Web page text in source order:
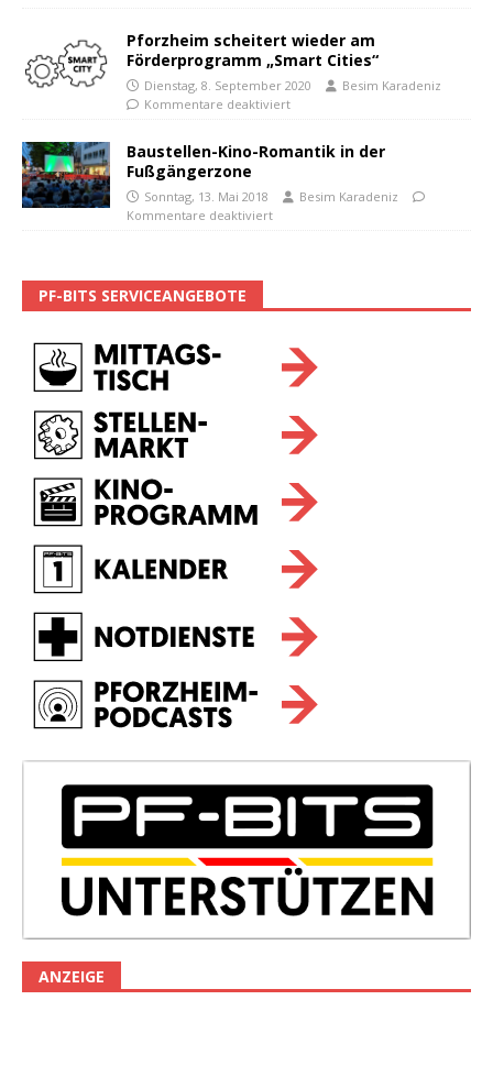
Pforzheim scheitert wieder am
Förderprogramm „Smart Cities“
Dienstag, 8. September 2020
Besim Karadeniz
Kommentare deaktiviert
Baustellen-Kino-Romantik in der
Fußgängerzone
Sonntag, 13. Mai 2018
Besim Karadeniz
Kommentare deaktiviert
PF-BITS SERVICEANGEBOTE
ANZEIGE